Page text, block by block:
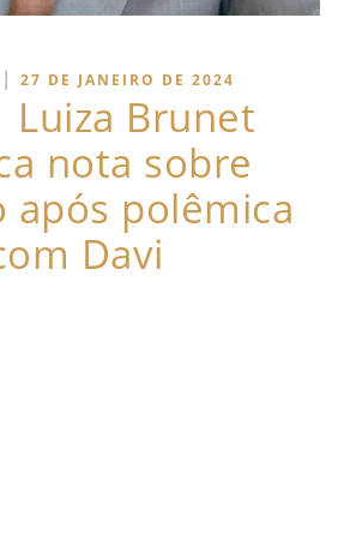
| 27 DE JANEIRO DE 2024
Luiza Brunet
nota sobre
após polêmica
Davi